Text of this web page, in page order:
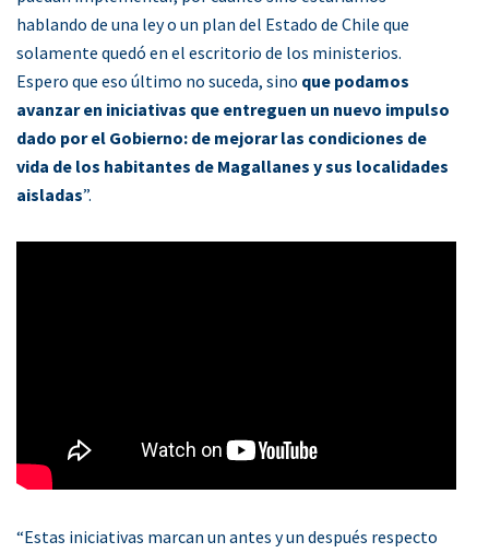
hablando de una ley o un plan del Estado de Chile que
solamente quedó en el escritorio de los ministerios.
Espero que eso último no suceda, sino que podamos
avanzar en iniciativas que entreguen un nuevo impulso
dado por el Gobierno: de mejorar las condiciones de
vida de los habitantes de Magallanes y sus localidades
aisladas”.
“Estas iniciativas marcan un antes y un después respecto